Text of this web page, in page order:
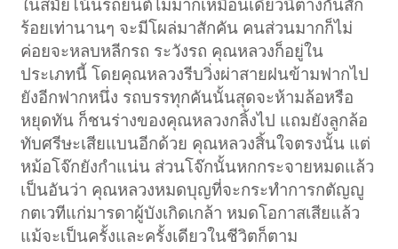
ในสมัยโน้นรถยนต์ไม่มากเหมือนเดี๋ยวนี้ต่างกันสัก
ร้อยเท่านานๆ จะมีโผล่มาสักคัน คนส่วนมากก็ไม่
ค่อยจะหลบหลีกรถ ระวังรถ คุณหลวงก็อยู่ใน
ประเภทนี้ โดยคุณหลวงรีบวิ่งผ่าสายฝนข้ามฟากไป
ยังอีกฟากหนึ่ง รถบรรทุกคันนั้นสุดจะห้ามล้อหรือ
หยุดทัน ก็ชนร่างของคุณหลวงกลิ้งไป แถมยังลูกล้อ
ทับศรีษะเสียแบนอีกด้วย คุณหลวงสิ้นใจตรงนั้น แต่
หม้อโจ๊กยังกำแน่น ส่วนโจ๊กนั้นหกกระจายหมดแล้ว
เป็นอันว่า คุณหลวงหมดบุญที่จะกระทำการกตัญญู
กตเวทีแก่มารดาผู้บังเกิดเกล้า หมดโอกาสเสียแล้ว
แม้จะเป็นครั้งและครั้งเดียวในชีวิตก็ตาม